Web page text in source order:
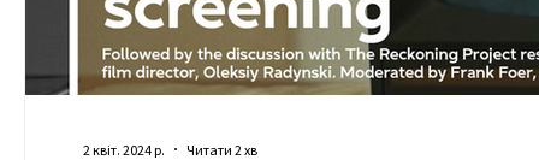
2 квіт. 2024 р. Читати 2 хв